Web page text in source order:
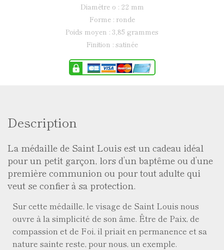
diamètre ø : 22 mm
forme : ronde
poids moyen : 3,85 grammes
finition : satinée
Description
La médaille de Saint Louis est un cadeau idéal
pour un petit garçon, lors d’un baptême ou d’une
première communion ou pour tout adulte qui
veut se confier à sa protection.
Sur cette médaille, le visage de Saint Louis nous
ouvre à la simplicité de son âme. Être de Paix, de
compassion et de Foi, il priait en permanence et sa
nature sainte reste, pour nous, un exemple.